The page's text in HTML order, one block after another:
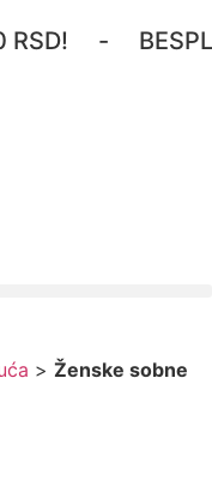
-
> Ženske sobne